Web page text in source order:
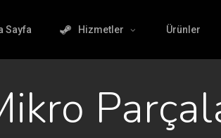
Sayfa Hizmetler Ürünler